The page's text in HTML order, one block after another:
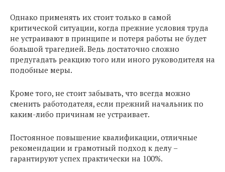
Однако применять их стоит только в самой
критической ситуации, когда прежние условия труда
не устраивают в принципе и потеря работы не будет
большой трагедией. Ведь достаточно сложно
предугадать реакцию того или иного руководителя на
подобные меры.
Кроме того, не стоит забывать, что всегда можно
сменить работодателя, если прежний начальник по
каким-либо причинам не устраивает.
Постоянное повышение квалификации, отличные
рекомендации и грамотный подход к делу –
гарантируют успех практически на 100%.